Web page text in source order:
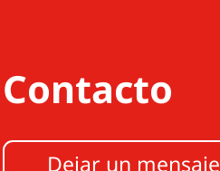
Contacto
Dejar un mensaje